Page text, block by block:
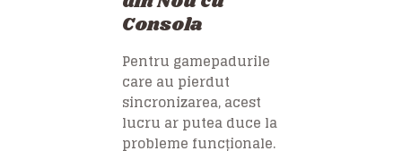
Consola
Pentru gamepadurile
care au pierdut
sincronizarea, acest
lucru ar putea duce la
probleme funcționale.